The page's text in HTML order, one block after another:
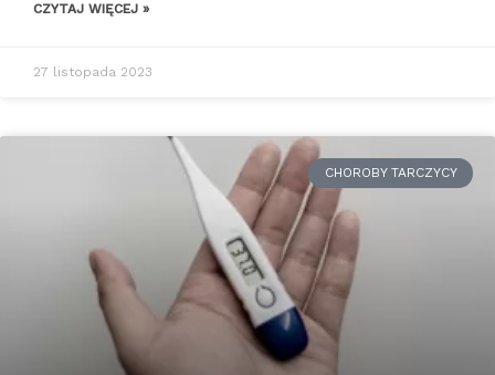
CZYTAJ WIĘCEJ »
27 listopada 2023
CHOROBY TARCZYCY